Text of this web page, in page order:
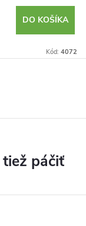
DO KOŠÍKA
Kód: 4072